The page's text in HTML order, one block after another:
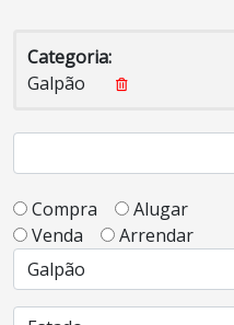
Categoria:
Galpão
Compra
Alugar
Venda
Arrendar